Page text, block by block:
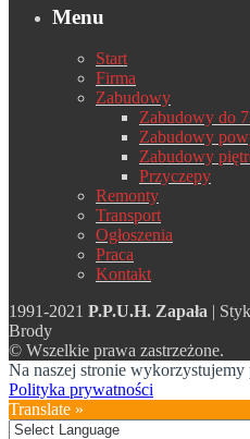
Menu
Start
Firma
Zabudowy
Zabudowy do
Zabudowy
Zabudowy
Przyczepy
Remonty
Transport
Ogłoszenia
Praca
Kontakt
1991-2021 P.P.U.H. Zapała |
Brody
© Wszelkie prawa zastrzeżone.
Na naszej stronie
Polityka prywatności
Translate »